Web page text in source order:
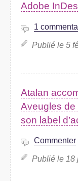
Adobe
1
Publié le 5
Atalan
Aveugles de
son label
Commenter
Publié le 18